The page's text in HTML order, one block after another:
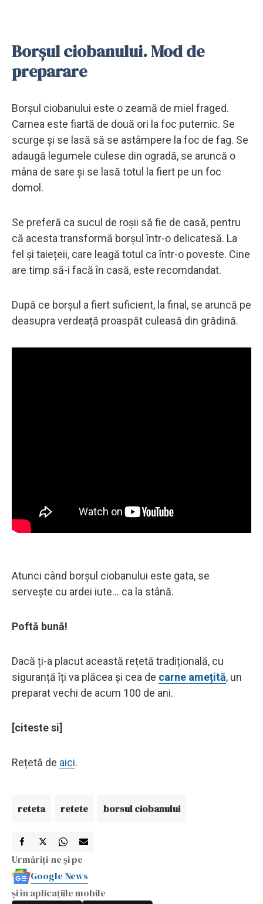
Borșul ciobanului. Mod de
preparare
Borșul ciobanului este o zeamă de miel fraged.
Carnea este fiartă de două ori la foc puternic. Se
scurge și se lasă să se astâmpere la foc de fag. Se
adaugă legumele culese din ogradă, se aruncă o
mâna de sare și se lasă totul la fiert pe un foc
domol.
Se preferă ca sucul de roșii să fie de casă, pentru
că acesta transformă borșul într-o delicatesă. La
fel și taiețeii, care leagă totul ca într-o poveste. Cine
are timp să-i facă în casă, este recomdandat.
După ce borșul a fiert suficient, la final, se aruncă pe
deasupra verdeață proaspăt culeasă din grădină.
Atunci când borșul ciobanului este gata, se
servește cu ardei iute… ca la stână.
Poftă bună!
Dacă ți-a placut această rețetă tradițională, cu
siguranță îți va plăcea și cea de carne amețită, un
preparat vechi de acum 100 de ani.
[citeste si]
Rețetă de aici.
reteta retete borsul ciobanului
Urmăriți-ne și pe
Google News
și în aplicațiile mobile